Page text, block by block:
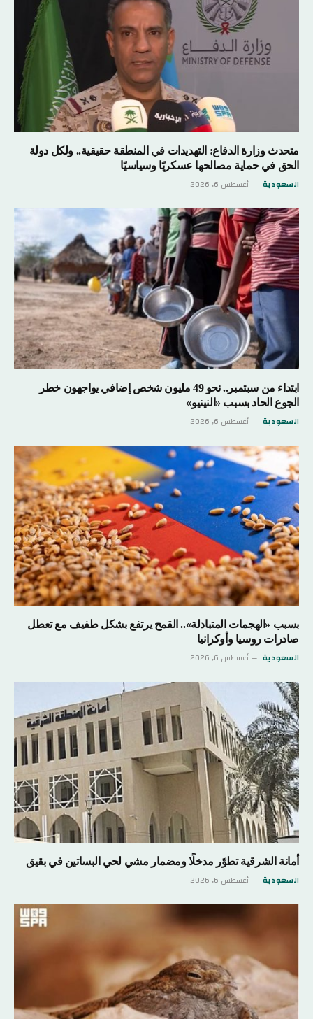
متحدث وزارة الدفاع: التهديدات في المنطقة حقيقية.. ولكل دولة
الحق في حماية مصالحها عسكريًا وسياسيًا
السعودية أغسطس 6, 2026
ابتداء من سبتمبر.. نحو 49 مليون شخص إضافي يواجهون خطر
الجوع الحاد بسبب «النينيو»
السعودية أغسطس 6, 2026
بسبب «الهجمات المتبادلة».. القمح يرتفع بشكل طفيف مع تعطل
صادرات روسيا وأوكرانيا
السعودية أغسطس 6, 2026
أمانة الشرقية تطوّر مدخلًا ومضمار مشي لحي البساتين في بقيق
السعودية أغسطس 6, 2026